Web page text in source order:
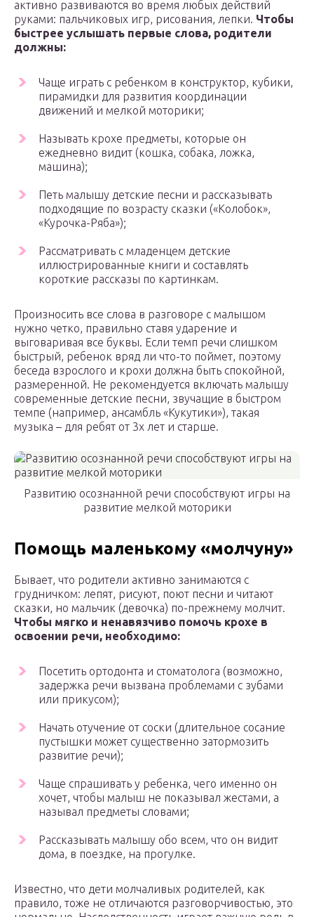
активно развиваются во время любых действий
руками: пальчиковых игр, рисования, лепки. Чтобы
быстрее услышать первые слова, родители
должны:
Чаще играть с ребенком в конструктор, кубики,
пирамидки для развития координации
движений и мелкой моторики;
Называть крохе предметы, которые он
ежедневно видит (кошка, собака, ложка,
машина);
Петь малышу детские песни и рассказывать
подходящие по возрасту сказки («Колобок»,
«Курочка-Ряба»);
Рассматривать с младенцем детские
иллюстрированные книги и составлять
короткие рассказы по картинкам.
Произносить все слова в разговоре с малышом
нужно четко, правильно ставя ударение и
выговаривая все буквы. Если темп речи слишком
быстрый, ребенок вряд ли что-то поймет, поэтому
беседа взрослого и крохи должна быть спокойной,
размеренной. Не рекомендуется включать малышу
современные детские песни, звучащие в быстром
темпе (например, ансамбль «Кукутики»), такая
музыка – для ребят от 3х лет и старше.
Развитию осознанной речи способствуют игры на
развитие мелкой моторики
Помощь маленькому «молчуну»
Бывает, что родители активно занимаются с
грудничком: лепят, рисуют, поют песни и читают
сказки, но мальчик (девочка) по-прежнему молчит.
Чтобы мягко и ненавязчиво помочь крохе в
освоении речи, необходимо:
Посетить ортодонта и стоматолога (возможно,
задержка речи вызвана проблемами с зубами
или прикусом);
Начать отучение от соски (длительное сосание
пустышки может существенно затормозить
развитие речи);
Чаще спрашивать у ребенка, чего именно он
хочет, чтобы малыш не показывал жестами, а
называл предметы словами;
Рассказывать малышу обо всем, что он видит
дома, в поездке, на прогулке.
Известно, что дети молчаливых родителей, как
правило, тоже не отличаются разговорчивостью, это